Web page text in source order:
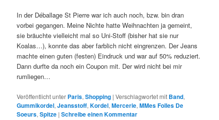
In der Déballage St Pierre war ich auch noch, bzw. bin dran
vorbei gegangen. Meine Nichte hatte Weihnachten ja gemeint,
sie bräuchte vielleicht mal so Uni-Stoff (bisher hat sie nur
Koalas…), konnte das aber farblich nicht eingrenzen. Der Jeans
machte einen guten (festen) Eindruck und war auf 50% reduziert.
Dann durfte da noch ein Coupon mit. Der wird nicht bei mir
rumliegen…
Veröffentlicht unter Paris,Shopping |Verschlagwortet mit Band,
Gummikordel,Jeansstoff,Kordel,Mercerie,MMes Folles De
Soeurs,Spitze |Schreibe einen Kommentar